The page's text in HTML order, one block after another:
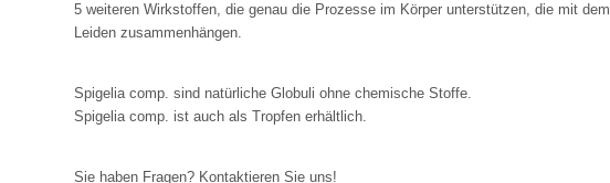
5 weiteren Wirkstoffen, die genau die Prozesse im Körper unterstützen, die mit dem
Leiden zusammenhängen.
Spigelia comp. sind natürliche Globuli ohne chemische Stoffe.
Spigelia comp. ist auch als Tropfen erhältlich.
Sie haben Fragen? Kontaktieren Sie uns!